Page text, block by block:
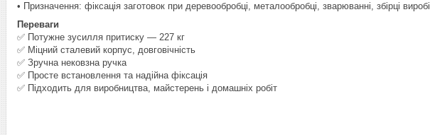
• Призначення: фіксація заготовок при деревообробці, металообробці, зварюванні, збірці
Переваги
✅ Потужне зусилля притиску — 227 кг
✅ Міцний сталевий корпус, довговічність
✅ Зручна нековзна ручка
✅ Просте встановлення та надійна фіксація
✅ Підходить для виробництва, майстерень і домашніх робіт